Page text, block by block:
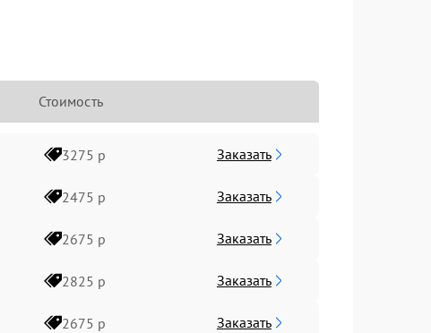
Стоимость
3275 р Заказать
2475 р Заказать
2675 р Заказать
2825 р Заказать
2675 р Заказать